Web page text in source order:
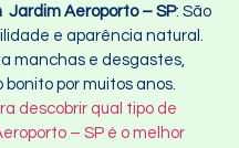
Jardim Aeroporto – SP: São
e aparência natural.
manchas e desgastes,
bonito por muitos anos.
descobrir qual tipo de
– SP é o melhor